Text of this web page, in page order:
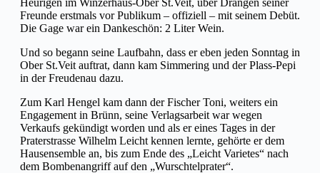
Heurigen im Winzerhaus-Ober St.Veit, über Drängen seiner
Freunde erstmals vor Publikum – offiziell – mit seinem Debüt.
Die Gage war ein Dankeschön: 2 Liter Wein.
Und so begann seine Laufbahn, dass er eben jeden Sonntag in
Ober St.Veit auftrat, dann kam Simmering und der Plass-Pepi
in der Freudenau dazu.
Zum Karl Hengel kam dann der Fischer Toni, weiters ein
Engagement in Brünn, seine Verlagsarbeit war wegen
Verkaufs gekündigt worden und als er eines Tages in der
Praterstrasse Wilhelm Leicht kennen lernte, gehörte er dem
Hausensemble an, bis zum Ende des „Leicht Varietes“ nach
dem Bombenangriff auf den „Wurschtelprater“.